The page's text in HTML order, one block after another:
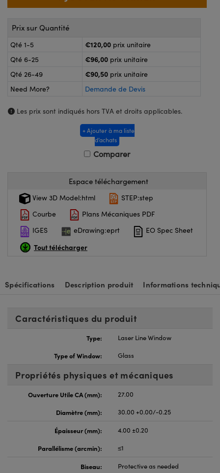
ou Coupleurs
de Poche ou à Mesure Directe
: Microscopie
: Caméras
Optiques Lightpath
Labs™
Optiques de SCHOTT
Prix sur Quantité
Qté 1-5 €120,00 prix unitaire
Qté 6-25
€96,00 prix unitaire
Qté 26-49
€90,50 prix unitaire
Need More?
Demande de Devis
Les prix sont indiqués hors TVA et droits applicables.
+ Ajouter à ma liste
d’achats
Comparer
Espace téléchargement
View 3D Model:html
STEP:step
Courbe
Plans Mécaniques PDF
IGES
eDrawing:eprt EO Spec Sheet
Tout télécharger
Spécifications Description produit Informations
Caractéristiques du produit
Type:
Laser Line Window
Type of Window:
Glass
Propriétés physiques et mécaniques
Ouverture Utile CA (mm):
27.00
Diamètre (mm):
30.00 +0.00/-0.25
Épaisseur (mm):
4.00 ±0.20
Parallélisme (arcmin):
≤1
Biseau:
Protective as needed